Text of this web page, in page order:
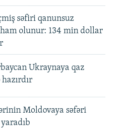
səfiri qanunsuz
olunur: 134 min dollar
Ukraynaya qaz
Moldovaya səfəri